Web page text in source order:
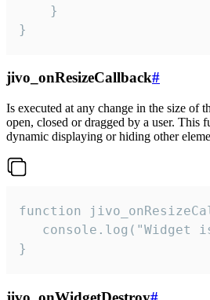
    }
}
jivo_onResizeCallback#
Is executed at any change in the size of
open, closed or dragged by a user. This
dynamic displaying or hiding other
function
console.log("Widget
}